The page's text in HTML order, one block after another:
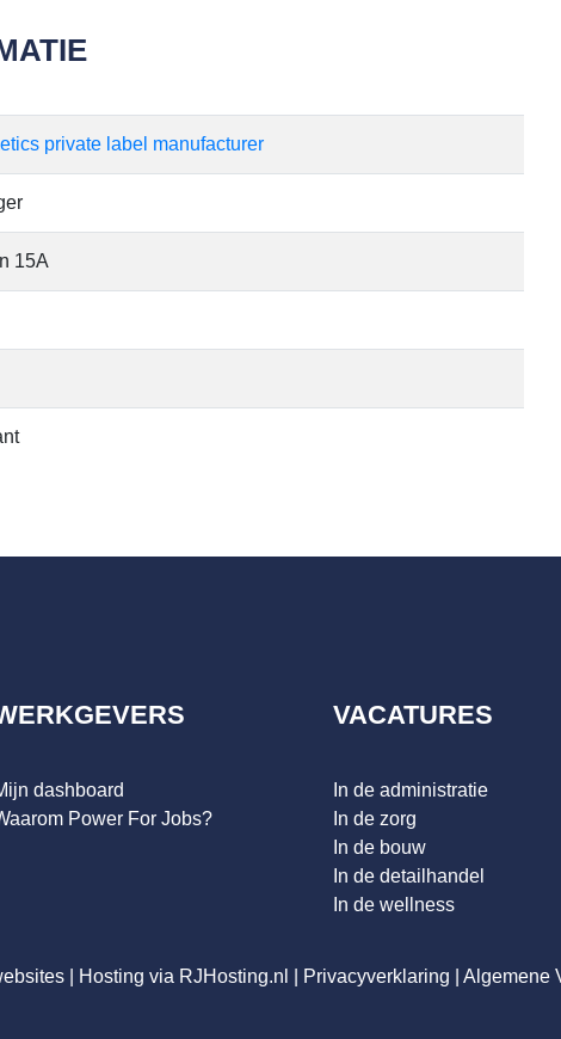
private label manufacturer
15A
dashboard
Power For Jobs?
VACATURES
In de administratie
In de zorg
In de bouw
In de detailhandel
In de wellness
Hosting via RJHosting.nl Privacyverklaring Algemene